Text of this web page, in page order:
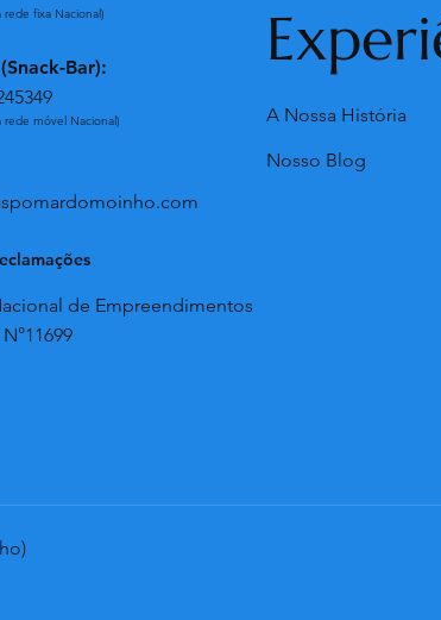
rede fixa Nacional)
Bar):
rede móvel Nacional)
de Empreendimentos
A Nossa História
Nosso Blog